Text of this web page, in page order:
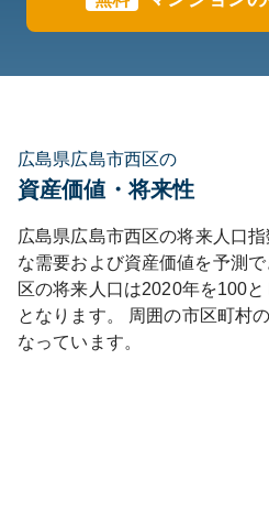
広島県広島市西区の
資産価値・将来性
広島県広島市西区の将来人口
な需要および資産価値を予測で
区の将来人口は2020年を100
となります。
周囲の市区町村
なっています。